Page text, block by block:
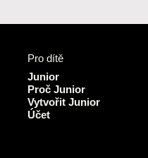
g
r
a
m
Pro dítě
Junior
Proč Junior
Vytvořit Junior
Účet